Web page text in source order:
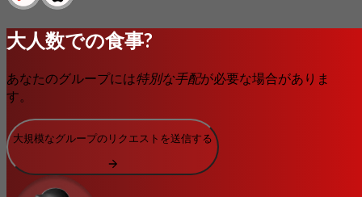
大人数での食事?
あなたのグループには特別な手配が必要な場合がありま
す。
大規模なグループのリクエストを送信する